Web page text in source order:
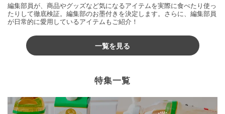
編集部員が、商品やグッズなど気になるアイテムを実際に食べたり使っ
たりして徹底検証。編集部のお墨付きを決定します。さらに、編集部員
が日常的に愛用しているアイテムもご紹介！
一覧を見る
特集一覧